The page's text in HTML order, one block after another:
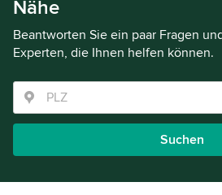
Nähe
Beantworten Sie ein paar Fragen
Experten, die Ihnen helfen können.
Suchen